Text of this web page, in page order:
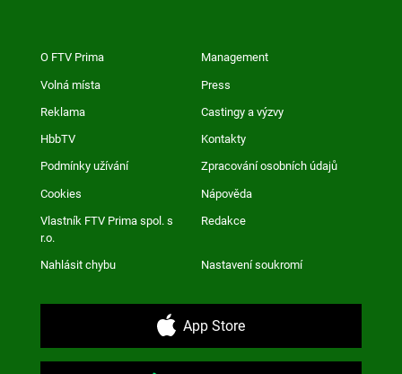
O FTV Prima Management
Volná místa Press
Reklama Castingy a výzvy
HbbTV Kontakty
Podmínky užívání Zpracování osobních údajů
Cookies Nápověda
Vlastník FTV Prima spol. s
r.o.
Redakce
Nahlásit chybu Nastavení soukromí
App Store